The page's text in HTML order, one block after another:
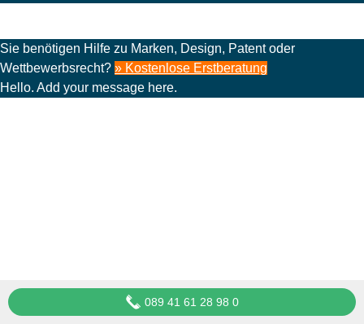
089 41 61 28 98 0
Sie benötigen Hilfe zu Marken, Design, Patent oder
Wettbewerbsrecht? » Kostenlose Erstberatung
Hello. Add your message here.